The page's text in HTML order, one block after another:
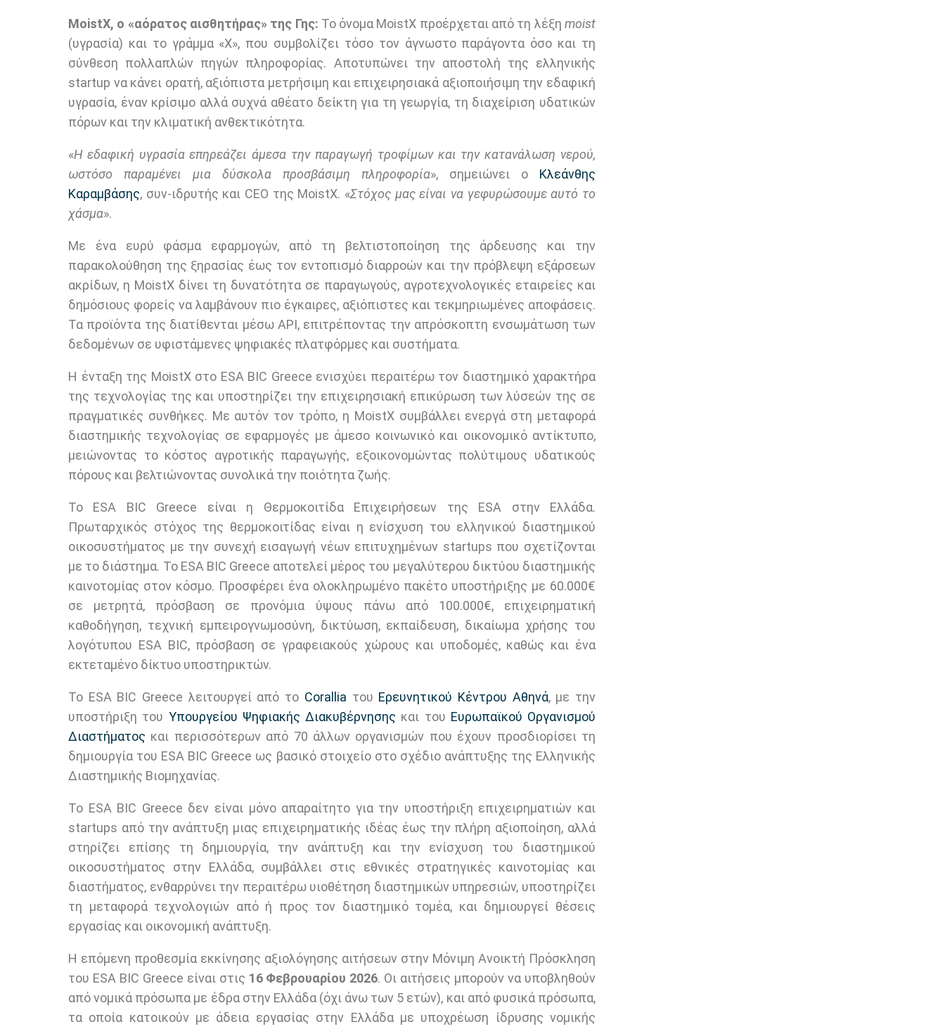
MoistX, ο «αόρατος αισθητήρας» της Γης: Το όνομα MoistX προέρχεται από τη λέξηmoist
(υγρασία) και το γράμμα «X», που συμβολίζει τόσο τον άγνωστο παράγοντα όσο και τη
σύνθεση πολλαπλών πηγών πληροφορίας. Αποτυπώνει την αποστολή της ελληνικής
startup να κάνει ορατή, αξιόπιστα μετρήσιμη και επιχειρησιακά αξιοποιήσιμη την εδαφική
υγρασία, έναν κρίσιμο αλλά συχνά αθέατο δείκτη για τη γεωργία, τη διαχείριση υδατικών
πόρων και την κλιματική ανθεκτικότητα.
«Η εδαφική υγρασία επηρεάζει άμεσα την παραγωγή τροφίμων και την κατανάλωση νερού,
ωστόσο παραμένει μια δύσκολα προσβάσιμη πληροφορία», σημειώνει ο Κλεάνθης
Καραμβάσης, συν-ιδρυτής και CEO της MoistX. «Στόχος μας είναι να γεφυρώσουμε αυτό το
χάσμα».
Με ένα ευρύ φάσμα εφαρμογών, από τη βελτιστοποίηση της άρδευσης και την
παρακολούθηση της ξηρασίας έως τον εντοπισμό διαρροών και την πρόβλεψη εξάρσεων
ακρίδων, η MoistX δίνει τη δυνατότητα σε παραγωγούς, αγροτεχνολογικές εταιρείες και
δημόσιους φορείς να λαμβάνουν πιο έγκαιρες, αξιόπιστες και τεκμηριωμένες αποφάσεις.
Τα προϊόντα της διατίθενται μέσω API, επιτρέποντας την απρόσκοπτη ενσωμάτωση των
δεδομένων σε υφιστάμενες ψηφιακές πλατφόρμες και συστήματα.
Η ένταξη της MoistX στο ESA BIC Greece ενισχύει περαιτέρω τον διαστημικό χαρακτήρα
της τεχνολογίας της και υποστηρίζει την επιχειρησιακή επικύρωση των λύσεών της σε
πραγματικές συνθήκες. Με αυτόν τον τρόπο, η MoistX συμβάλλει ενεργά στη μεταφορά
διαστημικής τεχνολογίας σε εφαρμογές με άμεσο κοινωνικό και οικονομικό αντίκτυπο,
μειώνοντας το κόστος αγροτικής παραγωγής, εξοικονομώντας πολύτιμους υδατικούς
πόρους και βελτιώνοντας συνολικά την ποιότητα ζωής.
Το ESA BIC Greece είναι η Θερμοκοιτίδα Επιχειρήσεων της ESA στην Ελλάδα.
Πρωταρχικός στόχος της θερμοκοιτίδας είναι η ενίσχυση του ελληνικού διαστημικού
οικοσυστήματος με την συνεχή εισαγωγή νέων επιτυχημένων startups που σχετίζονται
με το διάστημα. Το ESA BIC Greece αποτελεί μέρος του μεγαλύτερου δικτύου διαστημικής
καινοτομίας στον κόσμο. Προσφέρει ένα ολοκληρωμένο πακέτο υποστήριξης με 60.000€
σε μετρητά, πρόσβαση σε προνόμια ύψους πάνω από 100.000€, επιχειρηματική
καθοδήγηση, τεχνική εμπειρογνωμοσύνη, δικτύωση, εκπαίδευση, δικαίωμα χρήσης του
λογότυπου ESA BIC, πρόσβαση σε γραφειακούς χώρους και υποδομές, καθώς και ένα
εκτεταμένο δίκτυο υποστηρικτών.
Το ESA BIC Greece λειτουργεί από το Corallia του Ερευνητικού Κέντρου Αθηνά, με την
υποστήριξη του Υπουργείου Ψηφιακής Διακυβέρνησης και του Ευρωπαϊκού Οργανισμού
Διαστήματος και περισσότερων από 70 άλλων οργανισμών που έχουν προσδιορίσει τη
δημιουργία του ESA BIC Greece ως βασικό στοιχείο στο σχέδιο ανάπτυξης της Ελληνικής
Διαστημικής Βιομηχανίας.
Το ESA BIC Greece δεν είναι μόνο απαραίτητο για την υποστήριξη επιχειρηματιών και
startups από την ανάπτυξη μιας επιχειρηματικής ιδέας έως την πλήρη αξιοποίηση, αλλά
στηρίζει επίσης τη δημιουργία, την ανάπτυξη και την ενίσχυση του διαστημικού
οικοσυστήματος στην Ελλάδα, συμβάλλει στις εθνικές στρατηγικές καινοτομίας και
διαστήματος, ενθαρρύνει την περαιτέρω υιοθέτηση διαστημικών υπηρεσιών, υποστηρίζει
τη μεταφορά τεχνολογιών από ή προς τον διαστημικό τομέα, και δημιουργεί θέσεις
εργασίας και οικονομική ανάπτυξη.
Η επόμενη προθεσμία εκκίνησης αξιολόγησης αιτήσεων στην Μόνιμη Ανοικτή Πρόσκληση
του ESA BIC Greece είναι στις 16 Φεβρουαρίου 2026. Οι αιτήσεις μπορούν να υποβληθούν
από νομικά πρόσωπα με έδρα στην Ελλάδα (όχι άνω των 5 ετών), και από φυσικά πρόσωπα,
τα οποία κατοικούν με άδεια εργασίας στην Ελλάδα με υποχρέωση ίδρυσης νομικής